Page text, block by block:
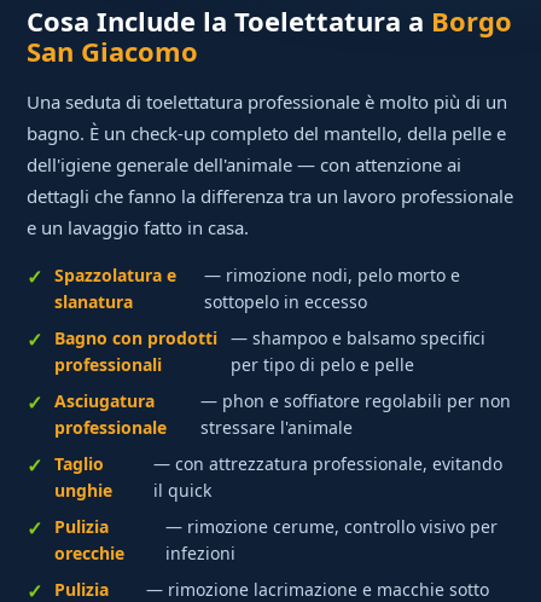
Cosa Include la Toelettatura a Borgo
San Giacomo
Una seduta di toelettatura professionale è molto più di un
bagno. È un check-up completo del mantello, della pelle e
dell'igiene generale dell'animale — con attenzione ai
dettagli che fanno la differenza tra un lavoro professionale
e un lavaggio fatto in casa.
Spazzolatura e
slanatura
— rimozione nodi, pelo morto e
sottopelo in eccesso
Bagno con prodotti
professionali
— shampoo e balsamo specifici
per tipo di pelo e pelle
Asciugatura
professionale
— phon e soffiatore regolabili per non
stressare l'animale
Taglio
unghie
— con attrezzatura professionale, evitando
il quick
Pulizia
orecchie
— rimozione cerume, controllo visivo per
infezioni
Pulizia
— rimozione lacrimazione e macchie sotto